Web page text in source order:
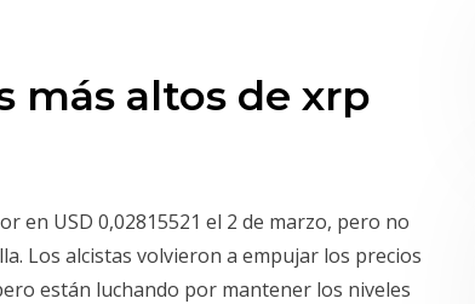
más altos de xrp
en USD 0,02815521 el 2 de marzo, pero no
Los alcistas volvieron a empujar los precios
están luchando por mantener los niveles